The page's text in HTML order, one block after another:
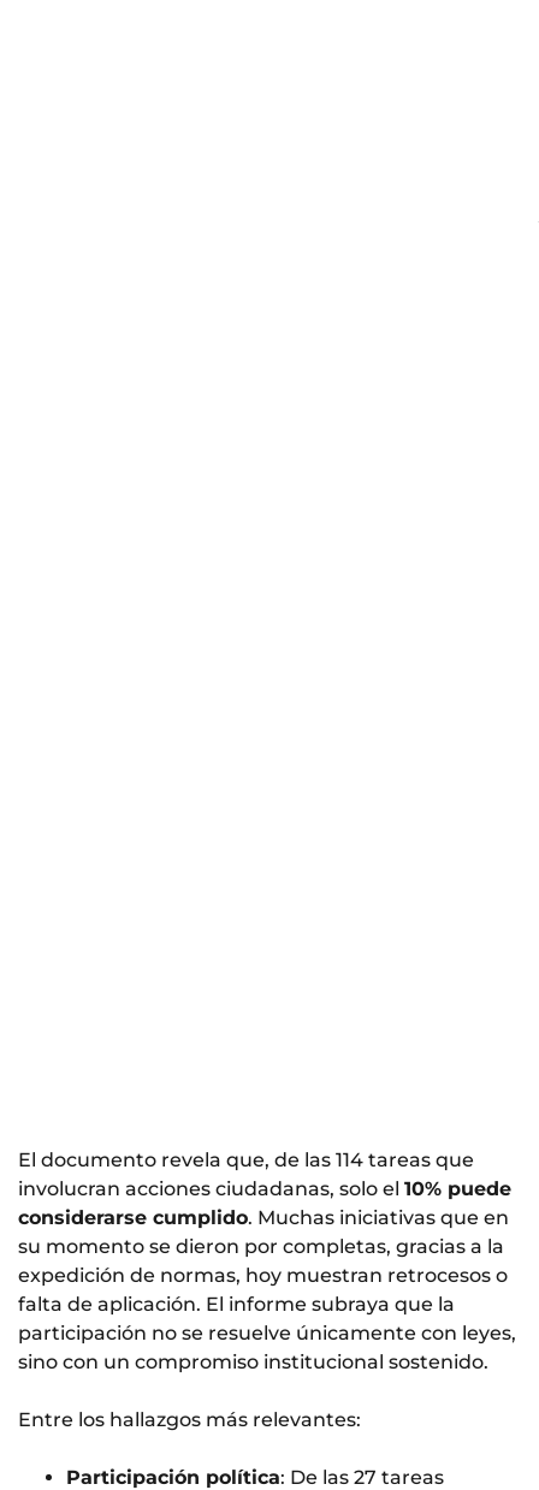
El documento revela que, de las 114 tareas que
involucran acciones ciudadanas, solo el 10% puede
considerarse cumplido. Muchas iniciativas que en
su momento se dieron por completas, gracias a la
expedición de normas, hoy muestran retrocesos o
falta de aplicación. El informe subraya que la
participación no se resuelve únicamente con leyes,
sino con un compromiso institucional sostenido.
Entre los hallazgos más relevantes:
Participación política: De las 27 tareas